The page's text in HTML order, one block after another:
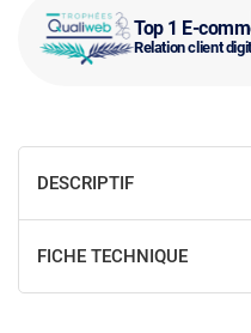
Top 1 E-
Relation client
DESCRIPTIF
FICHE TECHNIQUE